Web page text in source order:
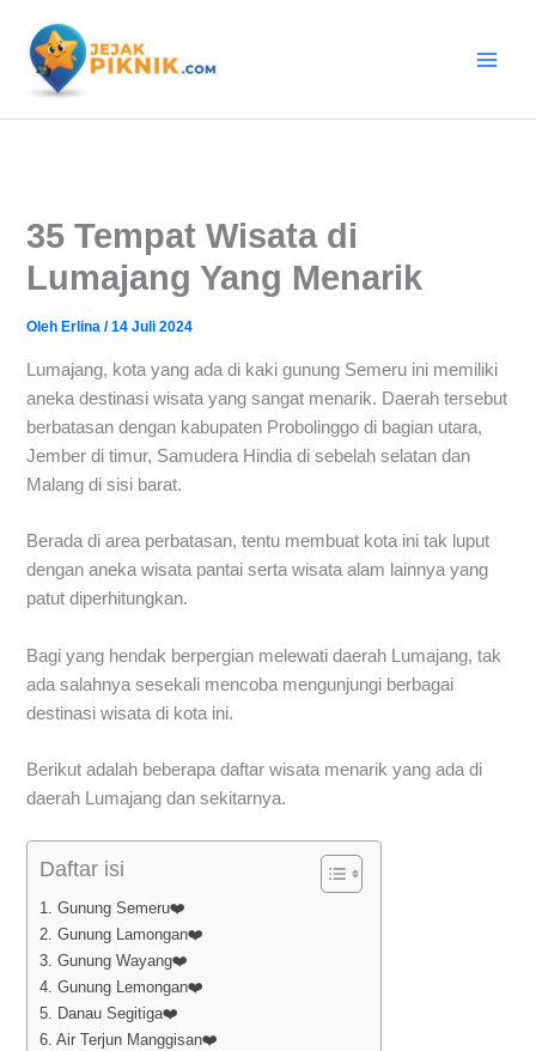
konten
35 Tempat Wisata di
Lumajang Yang Menarik
Oleh Erlina/14 Juli 2024
Lumajang, kota yang ada di kaki gunung Semeru ini memiliki
aneka destinasi wisata yang sangat menarik. Daerah tersebut
berbatasan dengan kabupaten Probolinggo di bagian utara,
Jember di timur, Samudera Hindia di sebelah selatan dan
Malang di sisi barat.
Berada di area perbatasan, tentu membuat kota ini tak luput
dengan aneka wisata pantai serta wisata alam lainnya yang
patut diperhitungkan.
Bagi yang hendak berpergian melewati daerah Lumajang, tak
ada salahnya sesekali mencoba mengunjungi berbagai
destinasi wisata di kota ini.
Berikut adalah beberapa daftar wisata menarik yang ada di
daerah Lumajang dan sekitarnya.
Daftar isi
1. Gunung Semeru❤️
2. Gunung Lamongan❤️
3. Gunung Wayang❤️
4. Gunung Lemongan❤️
5. Danau Segitiga❤️
6. Air Terjun Manggisan❤️